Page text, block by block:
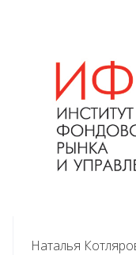
Наталья